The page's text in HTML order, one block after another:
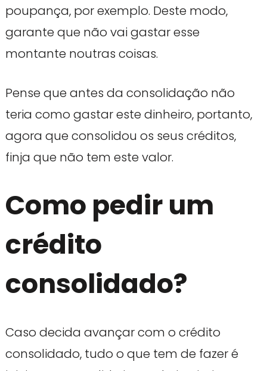
poupança, por exemplo. Deste modo,
garante que não vai gastar esse
montante noutras coisas.
Pense que antes da consolidação não
teria como gastar este dinheiro, portanto,
agora que consolidou os seus créditos,
finja que não tem este valor.
Como pedir um
crédito
consolidado?
Caso decida avançar com o crédito
consolidado, tudo o que tem de fazer é